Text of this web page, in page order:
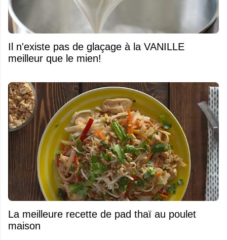
Il n'existe pas de glaçage à la VANILLE
meilleur que le mien!
La meilleure recette de pad thaï au poulet
maison